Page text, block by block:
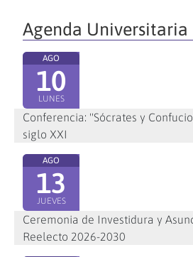
Agenda Universitaria
AGO
10
LUNES
Conferencia: "Sócrates y
siglo XXI
AGO
13
JUEVES
Ceremonia de Investidura y
Reelecto 2026-2030